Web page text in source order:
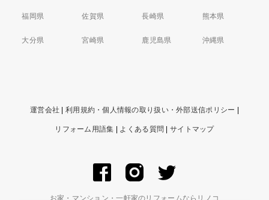
福岡県 佐賀県 長崎県 熊本県
大分県 宮崎県 鹿児島県 沖縄県
運営会社 | 利用規約・個人情報の取り扱い・外部送信ポリシー |
リフォーム用語集 | よくある質問 | サイトマップ
お家・マンション・一軒家のリフォームならリノコ